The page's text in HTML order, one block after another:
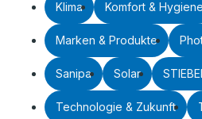
Klima Komfort &
Marken & Produkte
Sanipa Solar
Technologie & Zukunft